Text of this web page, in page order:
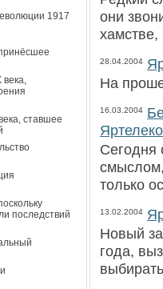
1917
ставшее
последствий
они
хамстве,
28.04.2004
На
16.03.2004
Сегодня
только
13.02.2004
Новый
года,